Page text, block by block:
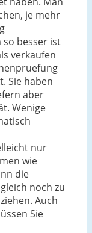
je mehr
besser ist
verkaufen
Sie haben
aber
Wenige
nur
wie
die
noch zu
Auch
Sie